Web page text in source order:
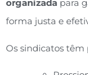
organizada para
forma justa e
Os sindicatos